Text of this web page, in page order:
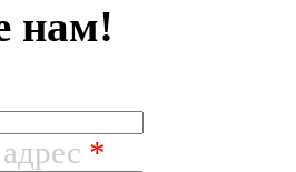
нам!
*